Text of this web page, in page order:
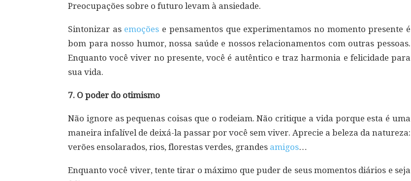
Preocupações sobre o futuro levam à ansiedade.
Sintonizar as emoções e pensamentos que experimentamos no momento presente é
bom para nosso humor, nossa saúde e nossos relacionamentos com outras pessoas.
Enquanto você viver no presente, você é autêntico e traz harmonia e felicidade para
sua vida.
7. O poder do otimismo
Não ignore as pequenas coisas que o rodeiam. Não critique a vida porque esta é uma
maneira infalível de deixá-la passar por você sem viver. Aprecie a beleza da natureza:
verões ensolarados, rios, florestas verdes, grandes amigos…
Enquanto você viver, tente tirar o máximo que puder de seus momentos diários e seja